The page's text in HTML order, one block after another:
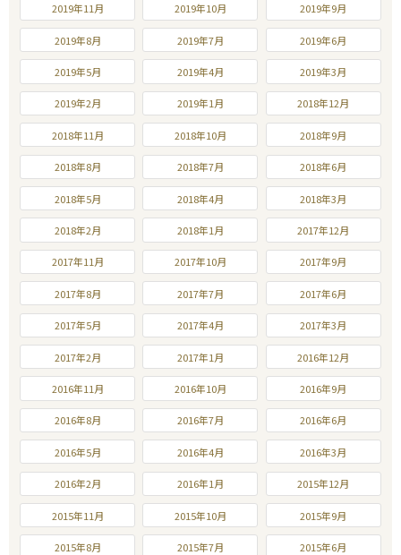
2019年11月 2019年10月 2019年9月
2019年8月 2019年7月 2019年6月
2019年5月 2019年4月 2019年3月
2019年2月 2019年1月 2018年12月
2018年11月 2018年10月 2018年9月
2018年8月 2018年7月 2018年6月
2018年5月 2018年4月 2018年3月
2018年2月 2018年1月 2017年12月
2017年11月 2017年10月 2017年9月
2017年8月 2017年7月 2017年6月
2017年5月 2017年4月 2017年3月
2017年2月 2017年1月 2016年12月
2016年11月 2016年10月 2016年9月
2016年8月 2016年7月 2016年6月
2016年5月 2016年4月 2016年3月
2016年2月 2016年1月 2015年12月
2015年11月 2015年10月 2015年9月
2015年8月 2015年7月 2015年6月